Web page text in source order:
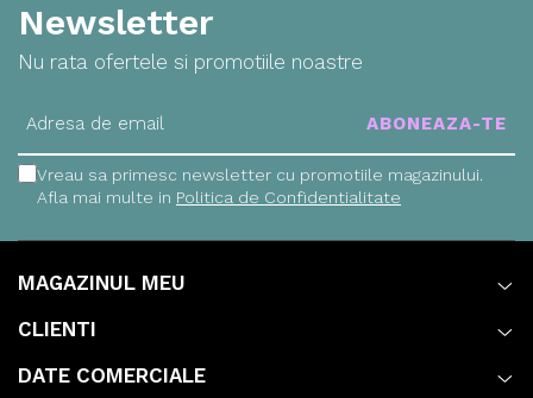
Newsletter
Nu rata ofertele si promotiile noastre
Vreau sa primesc newsletter cu promotiile magazinului.
Afla mai multe in Politica de Confidentialitate
MAGAZINUL MEU
CLIENTI
DATE COMERCIALE